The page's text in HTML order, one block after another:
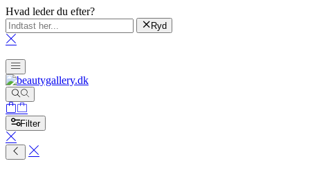
Hvad leder du efter?
Ryd
Filter